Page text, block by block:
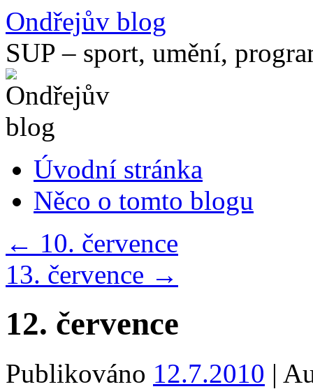
Přejít
k
obsahu
webu
Ondřejův blog
SUP – sport, umění,
Úvodní stránka
Něco o tomto blogu
← 10. července
13. července →
12. července
Publikováno 12.7.2010 |